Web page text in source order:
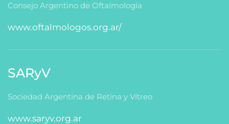
Consejo Argentino de Oftalmología
www.oftalmologos.org.ar/
SARyV
Sociedad Argentina de Retina y Vítreo
www.saryv.org.ar